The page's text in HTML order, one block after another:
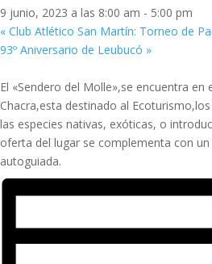
9 junio, 2023 a las 8:00 am - 5:00 pm
« Club Atlético San Martín: Torneo de
93º Aniversario de Leubucó »
El «Sendero del Molle»,se encuentra en
Chacra,esta destinado al
las especies nativas, exóticas, o
oferta del lugar se complementa con
autoguiada.